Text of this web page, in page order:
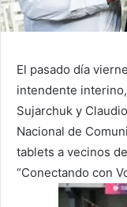
El pasado día
intendente
Sujarchuk y
Nacional de
tablets a vecinos
“Conectando con